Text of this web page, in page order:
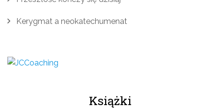
Kerygmat a neokatechumenat
Książki